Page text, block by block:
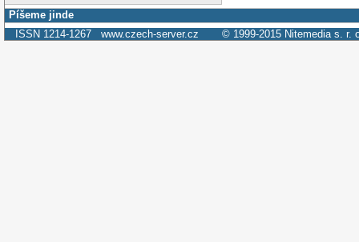
Píšeme jinde
ISSN 1214-1267 www.czech-server.cz © 1999-2015 Nitemedia s. r.